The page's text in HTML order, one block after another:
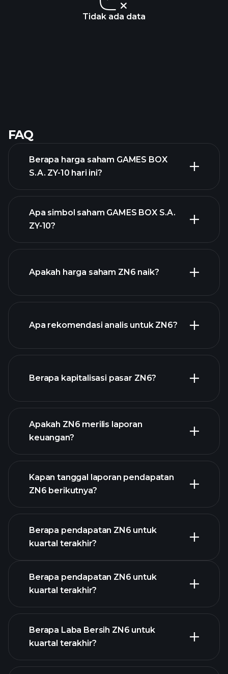
Tidak ada data
FAQ
Berapa harga saham GAMES BOX
S.A. ZY-10 hari ini?
chart lanjutan
Apa simbol saham GAMES BOX S.A.
ZY-10?
Apakah harga saham ZN6 naik?
Apa rekomendasi analis untuk ZN6?
Berapa kapitalisasi pasar ZN6?
daftar saham kami
Apakah ZN6 merilis laporan
keuangan?
keuangan ZN6
Kapan tanggal laporan pendapatan
ZN6 berikutnya?
Berapa pendapatan ZN6 untuk
kuartal terakhir?
Berapa pendapatan ZN6 untuk
kuartal terakhir?
Berapa Laba Bersih ZN6 untuk
kuartal terakhir?